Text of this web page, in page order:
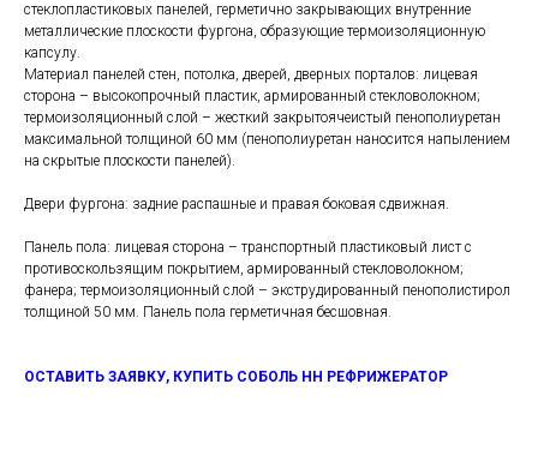
стеклопластиковых панелей, герметично закрывающих внутренние
металлические плоскости фургона, образующие термоизоляционную
капсулу.
Материал панелей стен, потолка, дверей, дверных порталов: лицевая
сторона – высокопрочный пластик, армированный стекловолокном;
термоизоляционный слой – жесткий закрытоячеистый пенополиуретан
максимальной толщиной 60 мм (пенополиуретан наносится напылением
на скрытые плоскости панелей).
Двери фургона: задние распашные и правая боковая сдвижная.
Панель пола: лицевая сторона – транспортный пластиковый лист с
противоскользящим покрытием, армированный стекловолокном;
фанера; термоизоляционный слой – экструдированный пенополистирол
толщиной 50 мм. Панель пола герметичная бесшовная.
ОСТАВИТЬ ЗАЯВКУ, КУПИТЬ СОБОЛЬ НН РЕФРИЖЕРАТОР